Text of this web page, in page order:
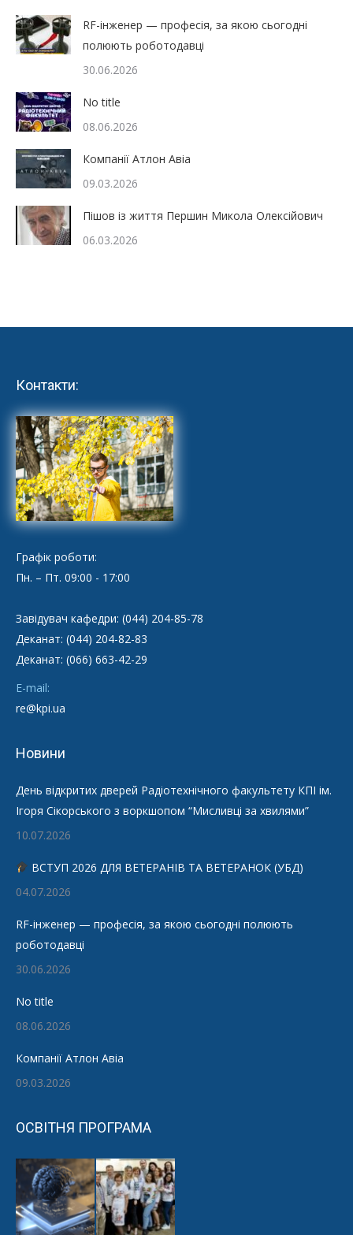
RF-інженер — професія, за якою сьогодні
полюють роботодавці
30.06.2026
No title
08.06.2026
Компанії Атлон Авіа
09.03.2026
Пішов із життя Першин Микола Олексійович
06.03.2026
Контакти:
Графік роботи:
Пн. – Пт. 09:00 - 17:00
Завідувач кафедри: (044) 204-85-78
Деканат: (044) 204-82-83
Деканат: (066) 663-42-29
E-mail:
re@kpi.ua
Новини
День відкритих дверей Радіотехнічного факультету КПІ ім.
Ігоря Сікорського з воркшопом “Мисливці за хвилями”
10.07.2026
ВСТУП 2026 ДЛЯ ВЕТЕРАНІВ ТА ВЕТЕРАНОК (УБД)
04.07.2026
RF-інженер — професія, за якою сьогодні полюють
роботодавці
30.06.2026
No title
08.06.2026
Компанії Атлон Авіа
09.03.2026
ОСВІТНЯ ПРОГРАМА